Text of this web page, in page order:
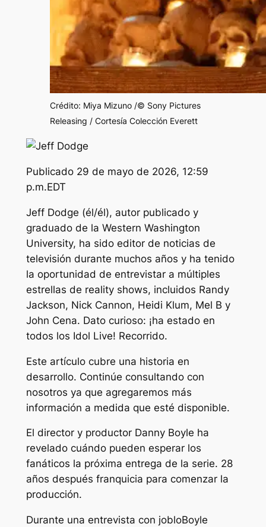
Crédito: Miya Mizuno /© Sony Pictures
Releasing / Cortesía Colección Everett
Publicado29 de mayo de 2026, 12:59
p.m.EDT
Jeff Dodge (él/él), autor publicado y
graduado de la Western Washington
University, ha sido editor de noticias de
televisión durante muchos años y ha tenido
la oportunidad de entrevistar a múltiples
estrellas de reality shows, incluidos Randy
Jackson, Nick Cannon, Heidi Klum, Mel B y
John Cena. Dato curioso: ¡ha estado en
todos los Idol Live! Recorrido.
Este artículo cubre una historia en
desarrollo. Continúe consultando con
nosotros ya que agregaremos más
información a medida que esté disponible.
El director y productor Danny Boyle ha
revelado cuándo pueden esperar los
fanáticos la próxima entrega de la serie. 28
años después franquicia para comenzar la
producción.
Durante una entrevista con jobloBoyle